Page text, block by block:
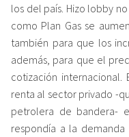
los del país. Hizo lobby
como Plan Gas se
también para que los
además, para que el
cotización
renta al sector privado -
petrolera de bandera-
respondía a la